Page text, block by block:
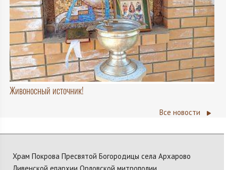
Живоносный источник!
Все новости
Храм Покрова Пресвятой Богородицы села Архарово